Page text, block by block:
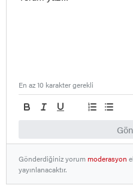
En az 10 karakter gerekli
Gönderdiğiniz yorummoderasyon
yayınlanacaktır.